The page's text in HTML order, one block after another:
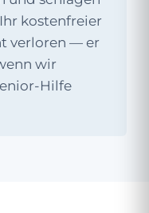
kostenfreier
verloren — er
wir
Hilfe